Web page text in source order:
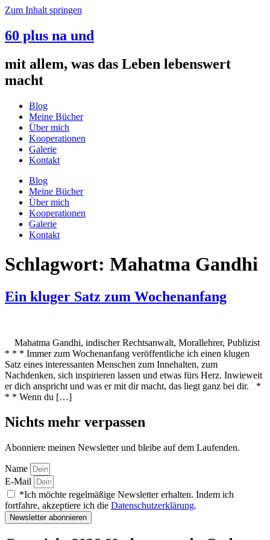
Zum Inhalt springen
60 plus na und
mit allem, was das Leben lebenswert
macht
Blog
Meine Bücher
Über mich
Kooperationen
Galerie
Kontakt
Blog
Meine Bücher
Über mich
Kooperationen
Galerie
Kontakt
Schlagwort: Mahatma Gandhi
Ein kluger Satz zum Wochenanfang
Mahatma Gandhi, indischer Rechtsanwalt, Morallehrer, Publizist
* * * Immer zum Wochenanfang veröffentliche ich einen klugen
Satz eines interessanten Menschen zum Innehalten, zum
Nachdenken, sich inspirieren lassen und etwas fürs Herz. Inwieweit
er dich anspricht und was er mit dir macht, das liegt ganz bei dir. *
* * Wenn du […]
Nichts mehr verpassen
Abonniere meinen Newsletter und bleibe auf dem Laufenden.
Name
E-Mail
*Ich möchte regelmäßige Newsletter erhalten. Indem ich
fortfahre, akzeptiere ich die Datenschutzerklärung.
Newsletter abonnieren